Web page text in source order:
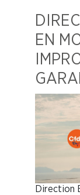
EN
Direction